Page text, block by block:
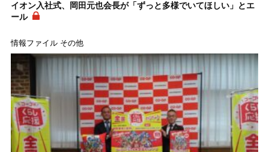
イオン入社式、岡田元也会長が「ずっと多様でいてほしい」とエ
ール
情報ファイル その他